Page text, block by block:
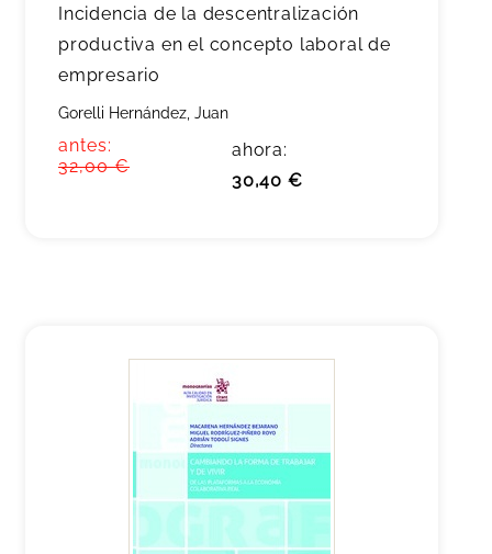
Incidencia de la descentralización
productiva en el concepto laboral de
empresario
Gorelli Hernández, Juan
antes:
32,00 €
ahora:
30,40 €